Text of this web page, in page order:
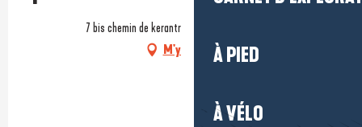
À PIED
À VÉLO
7 bis chemin de kerantrou, 44510 Le Pouliguen
M'y rendre